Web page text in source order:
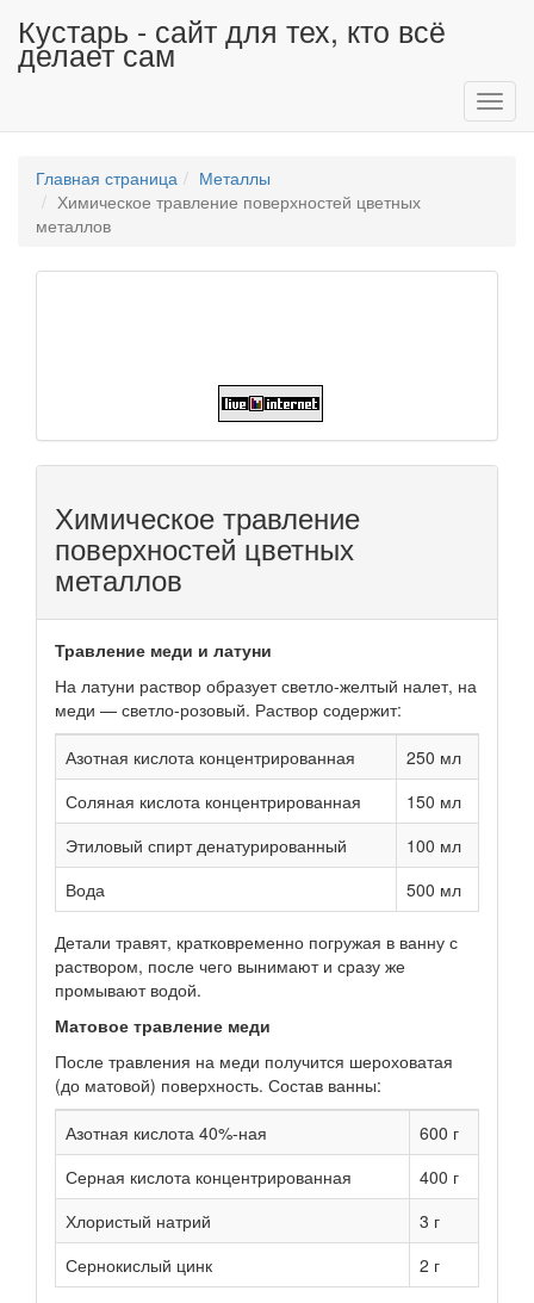
Кустарь - сайт для тех, кто всё
делает сам
Главная страница
Металлы
Химическое травление поверхностей цветных
металлов
Химическое травление
поверхностей цветных
металлов
Травление меди и латуни
На латуни раствор образует светло-желтый налет, на
меди — светло-розовый. Раствор содержит:
Азотная кислота концентрированная
250 мл
Соляная кислота концентрированная
150 мл
Этиловый спирт денатурированный
100 мл
Вода
500 мл
Детали травят, кратковременно погружая в ванну с
раствором, после чего вынимают и сразу же
промывают водой.
Матовое травление меди
После травления на меди получится шероховатая
(до матовой) поверхность. Состав ванны:
Азотная кислота 40%-ная
600 г
Серная кислота концентрированная
400 г
Хлористый натрий
3 г
Сернокислый цинк
2 г